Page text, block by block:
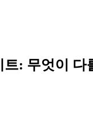
: 무엇이 다